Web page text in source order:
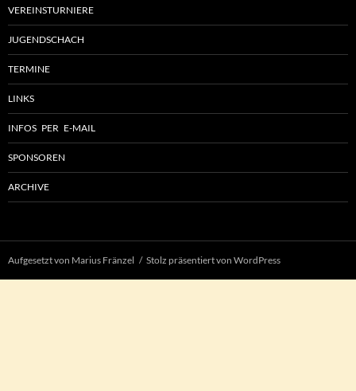
VEREINSTURNIERE
JUGENDSCHACH
TERMINE
LINKS
INFOS PER E-MAIL
SPONSOREN
ARCHIVE
Aufgesetzt von Marius Fränzel Stolz präsentiert von WordPress